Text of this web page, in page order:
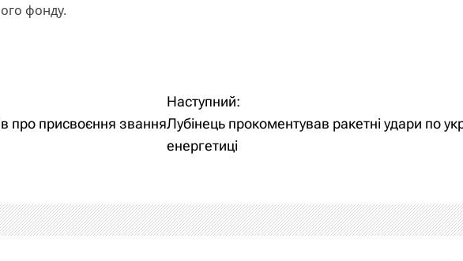
фонду.
про присвоєння звання
Наступний:
Лубінець прокоментував ракетні удари по
енергетиці